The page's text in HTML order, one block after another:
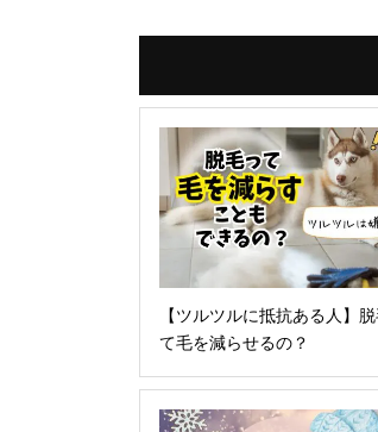
【ツルツルに抵抗ある人】脱
て毛を減らせるの？